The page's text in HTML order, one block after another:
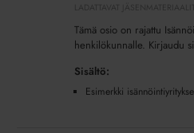
Tämä osio on rajattu
henkilökunnalle. Kirjaudu
Sisältö:
Esimerkki